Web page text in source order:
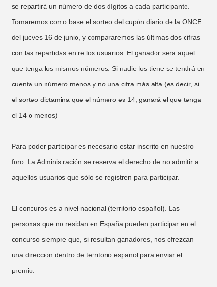
se repartirá un número de dos dígitos a cada participante.
Tomaremos como base el sorteo del cupón diario de la ONCE
del jueves 16 de junio, y compararemos las últimas dos cifras
con las repartidas entre los usuarios. El ganador será aquel
que tenga los mismos números. Si nadie los tiene se tendrá en
cuenta un número menos y no una cifra más alta (es decir, si
el sorteo dictamina que el número es 14, ganará el que tenga
el 14 o menos)
Para poder participar es necesario estar inscrito en nuestro
foro. La Administración se reserva el derecho de no admitir a
aquellos usuarios que sólo se registren para participar.
El concuros es a nivel nacional (territorio español). Las
personas que no residan en España pueden participar en el
concurso siempre que, si resultan ganadores, nos ofrezcan
una dirección dentro de territorio español para enviar el
premio.